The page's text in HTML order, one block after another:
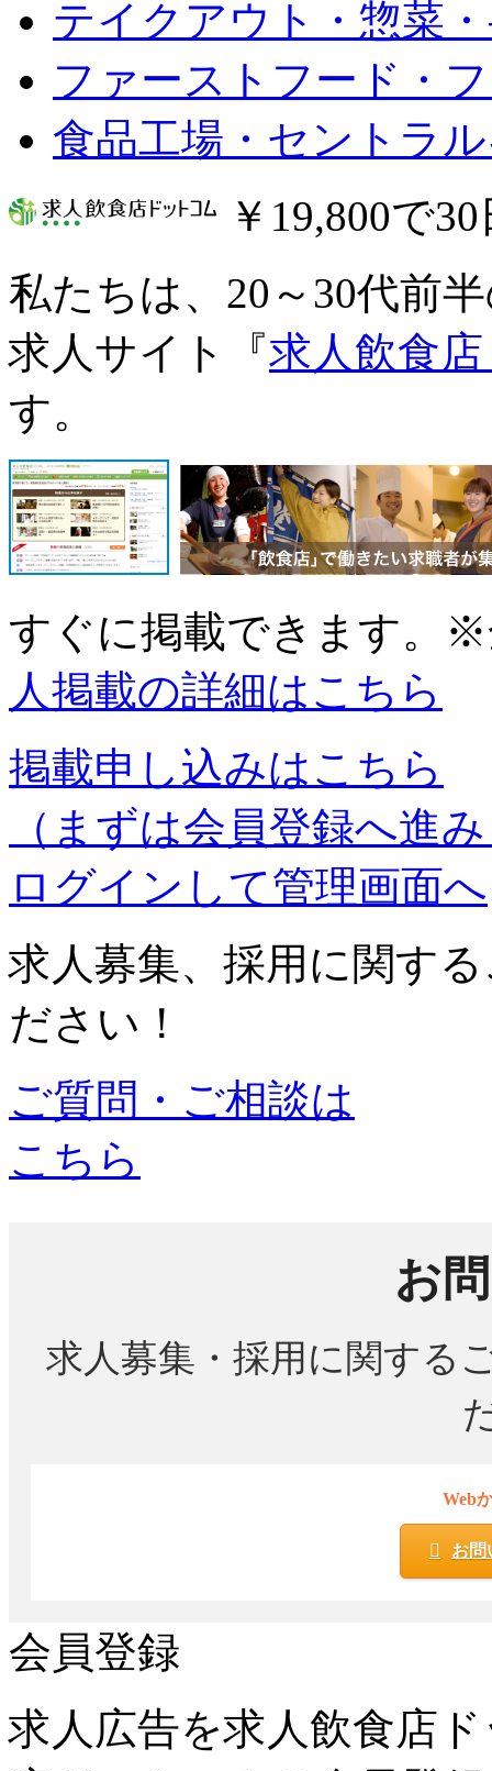
テイクアウト・惣菜
ファーストフード・
食品工場・セントラ
￥19,800で
私たちは、20～30代前
求人サイト『求人飲食
す。
すぐに掲載できます。
※
人掲載の詳細はこちら
掲載申し込みはこちら
（まずは会員登録へ進
ログインして管理画面へ
求人募集、採用に関す
ださい！
ご質問・ご相談は
こちら
お
求人募集・採用に関する
Web
お問
会員登録
求人広告を求人飲食店